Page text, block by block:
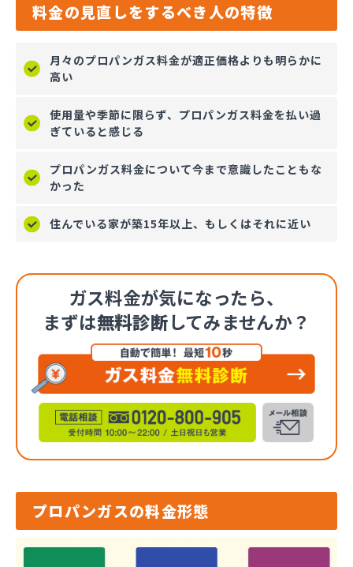
料金の見直しをするべき人の特徴
月々のプロパンガス料金が適正価格よりも明らかに
高い
使用量や季節に限らず、プロパンガス料金を払い過
ぎていると感じる
プロパンガス料金について今まで意識したこともな
かった
住んでいる家が築15年以上、もしくはそれに近い
ガス料金が気になったら、
まずは無料診断してみませんか？
プロパンガスの料金形態